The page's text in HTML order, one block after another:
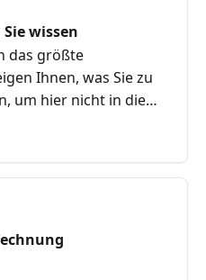
wissen
das größte
Ihnen, was Sie zu
um hier nicht in die